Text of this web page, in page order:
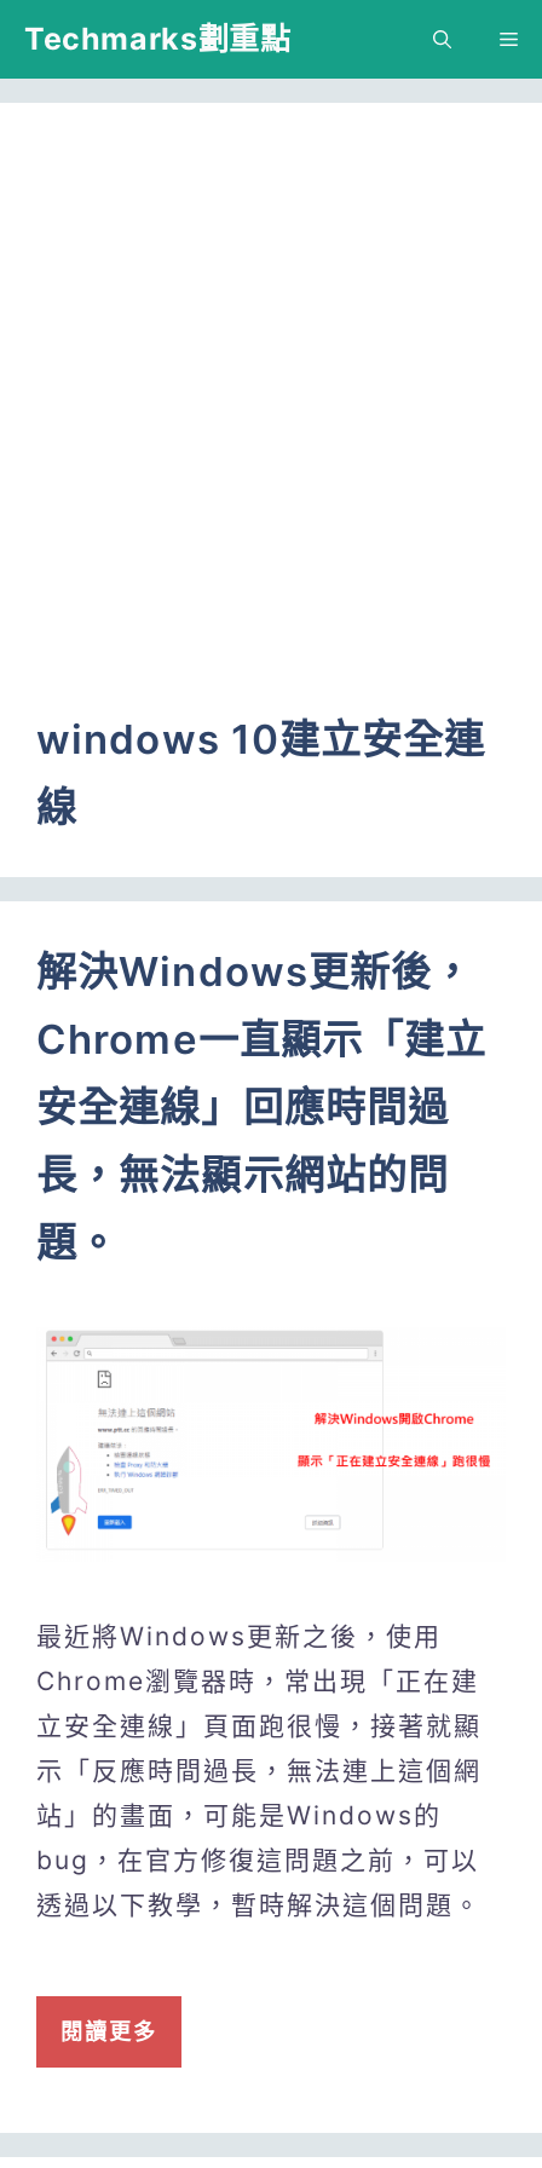
跳
主
Techmarks劃重點
windows 10建立安全連
線
解決Windows更新後，
Chrome一直顯示「建立
安全連線」回應時間過
長，無法顯示網站的問
題。
最近將Windows更新之後，使用
Chrome瀏覽器時，常出現「正在建
立安全連線」頁面跑很慢，接著就顯
示「反應時間過長，無法連上這個網
站」的畫面，可能是Windows的
bug，在官方修復這問題之前，可以
透過以下教學，暫時解決這個問題。
閱讀更多